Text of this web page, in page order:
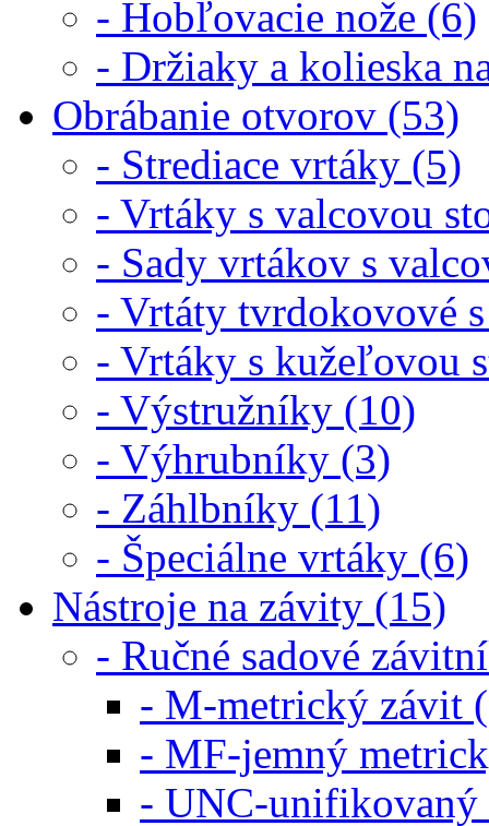
- Hobľovacie nože (6)
- Držiaky a kolieska
Obrábanie otvorov (53)
- Strediace vrtáky (5)
- Vrtáky s valcovou
- Sady vrtákov s
- Vrtáty tvrdokovové
- Vrtáky s kužeľovou
- Výstružníky (10)
- Výhrubníky (3)
- Záhlbníky (11)
- Špeciálne vrtáky (6)
Nástroje na závity (15)
- Ručné sadové
- M-metrický závit
- MF-jemný
- UNC-unifikovaný